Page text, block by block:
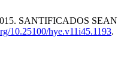
SANTIFICADOS
10.25100/hye.v11i45.1193.